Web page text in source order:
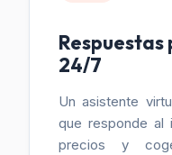
24/7
Un asistente
que responde al
precios y